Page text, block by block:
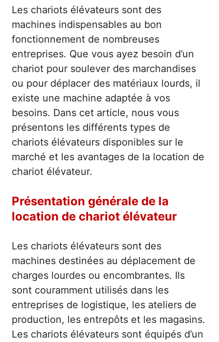
Les chariots élévateurs sont des
machines indispensables au bon
fonctionnement de nombreuses
entreprises. Que vous ayez besoin d’un
chariot pour soulever des marchandises
ou pour déplacer des matériaux lourds, il
existe une machine adaptée à vos
besoins. Dans cet article, nous vous
présentons les différents types de
chariots élévateurs disponibles sur le
marché et les avantages de la location de
chariot élévateur.
Présentation générale de la
location de chariot élévateur
Les chariots élévateurs sont des
machines destinées au déplacement de
charges lourdes ou encombrantes. Ils
sont couramment utilisés dans les
entreprises de logistique, les ateliers de
production, les entrepôts et les magasins.
Les chariots élévateurs sont équipés d’un